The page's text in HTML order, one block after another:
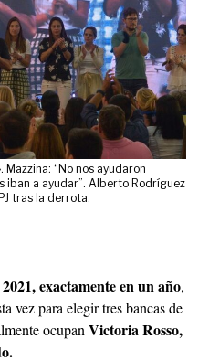
Mazzina: “No nos ayudaron
iban a ayudar”. Alberto Rodríguez
tras la derrota.
exactamente en un año,
vez para elegir tres bancas de
ocupan Victoria Rosso,